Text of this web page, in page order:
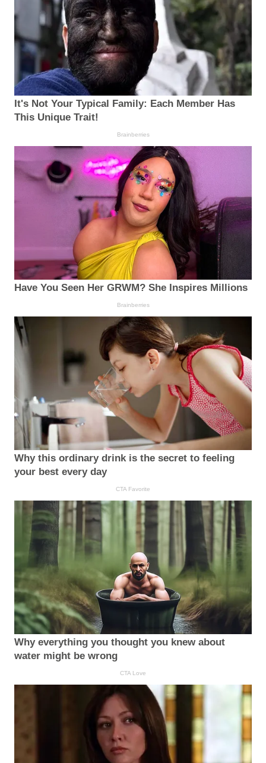
It's Not Your Typical Family: Each Member Has
This Unique Trait!
Brainberries
Have You Seen Her GRWM? She Inspires Millions
Brainberries
Why this ordinary drink is the secret to feeling
your best every day
CTA Favorite
Why everything you thought you knew about
water might be wrong
CTA Love